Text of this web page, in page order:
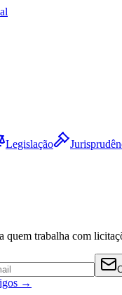
Legislação
quem trabalha com
→